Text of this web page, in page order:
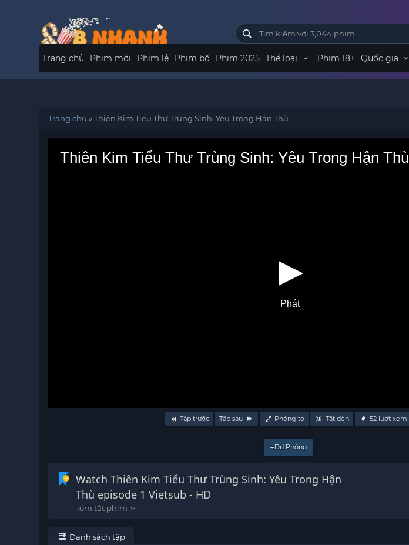
Trang chủ Phim mới Phim lẻ Phim bộ Phim 2025 Thể loại Phim 18+ Quốc gia
Trang chủ »Thiên Kim Tiểu Thư Trùng Sinh: Yêu Trong Hận Thù
Thiên Kim Tiểu Thư Trùng Sinh: Yêu Trong Hận Thù
Phát
Tập trước Tập sau Phóng to Tắt đèn 52lượt xem
#Dự Phòng
Watch Thiên Kim Tiểu Thư Trùng Sinh: Yêu Trong Hận
Thù episode 1 Vietsub - HD
Danh sách tập